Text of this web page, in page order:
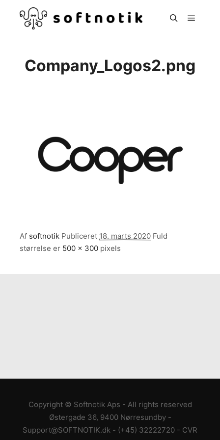
Company_Logos2.png
Af softnotik Publiceret 18. marts 2020 Fuld
størrelse er 500 × 300 pixels
Copyright © Softnotik Aps - All rights reserved
Østergade 36, 9400 Nørresundby-
Support@SOFTNOTIK.dk - (+45) 32222720 - CVR